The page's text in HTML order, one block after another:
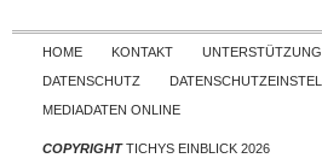
Skip
HOME KONTAKT UNTERSTÜTZUNG
DATENSCHUTZ
MEDIADATEN ONLINE
COPYRIGHTTICHYS EINBLICK 2026